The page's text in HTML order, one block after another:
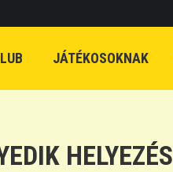
JÁTÉKOSOKNAK
HELYEZÉS